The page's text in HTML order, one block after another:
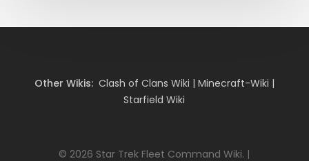
Other Wikis: Clash of Clans Wiki | Minecraft-Wiki |
Starfield Wiki
© 2026 Star Trek Fleet Command Wiki. |